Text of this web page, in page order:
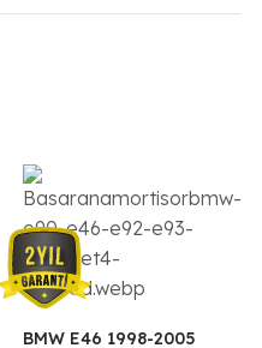
BMW E46 1998-2005